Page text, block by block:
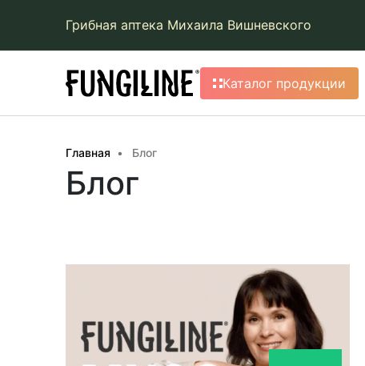
Грибная аптека Михаила Вишневского
Каталог продукции
Главная Блог
Блог